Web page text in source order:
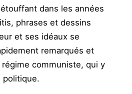
dans les années
phrases et dessins
et ses idéaux se
remarqués et
communiste, qui y
politique.